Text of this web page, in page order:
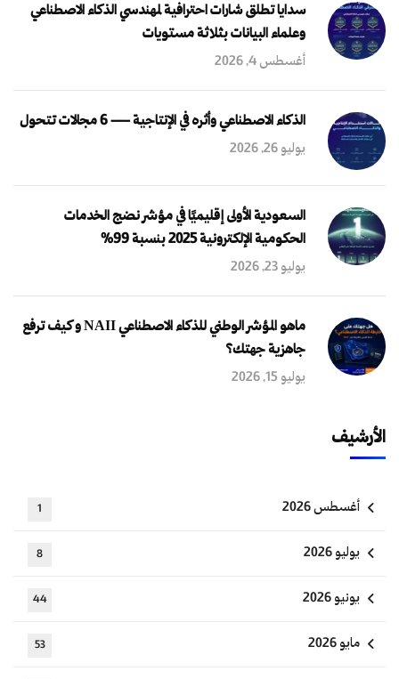
سدايا تطلق شارات احترافية لمهندسي الذكاء الاصطناعي
وعلماء البيانات بثلاثة مستويات
أغسطس 4, 2026
الذكاء الاصطناعي وأثره في الإنتاجية — 6 مجالات تتحول
يوليو 26, 2026
السعودية الأولى إقليميًا في مؤشر نضج الخدمات
الحكومية الإلكترونية 2025 بنسبة 99%
يوليو 23, 2026
ماهو المؤشر الوطني للذكاء الاصطناعي NAII و كيف ترفع
جاهزية جهتك؟
يوليو 15, 2026
الأرشيف
أغسطس 2026 1
يوليو 2026 8
يونيو 2026 44
مايو 2026 53